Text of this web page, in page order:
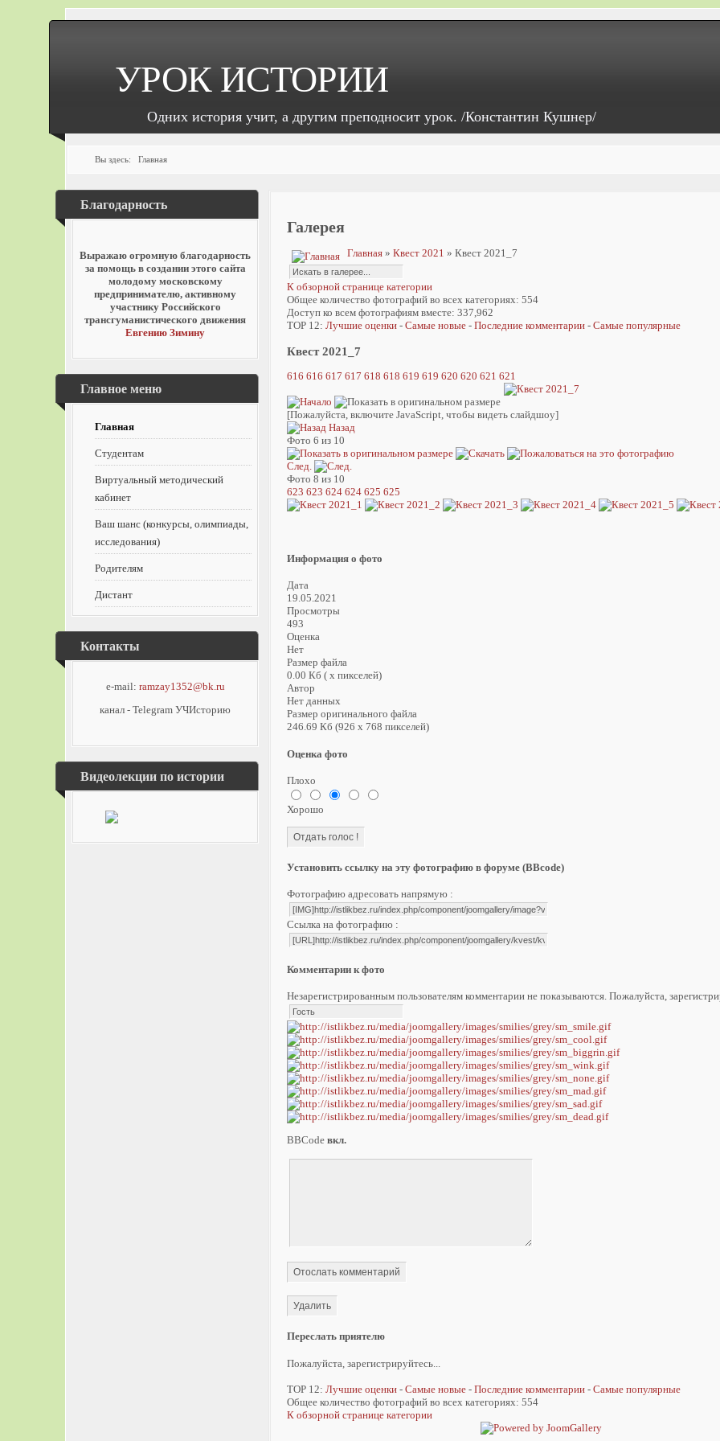
УРОК ИСТОРИИ
Одних история учит, а другим преподносит урок. /Константин Кушнер/
Вы здесь:Главная
Благодарность
Выражаю огромную благодарность
за помощь в создании этого сайта
молодому московскому
предпринимателю, активному
участнику Российского
трансгуманистического движения
Евгению Зимину
Главное меню
Главная
Студентам
Виртуальный методический
кабинет
Ваш шанс (конкурсы, олимпиады,
исследования)
Родителям
Дистант
Контакты
e-mail: ramzay1352@bk.ru
канал - Telegram УЧИсторию
Видеолекции по истории
Галерея
Главная »Квест 2021 » Квест 2021_7
К обзорной странице категории
Общее количество фотографий во всех категориях: 554
Доступ ко всем фотографиям вместе: 337,962
TOP 12:Лучшие оценки -Самые новые -Последние комментарии -Самые популярные
Квест 2021_7
616 616 617 617 618 618 619 619 620 620 621 621
[Пожалуйста, включите JavaScript, чтобы видеть слайдшоу]
Назад
Фото 6 из 10
След.
Фото 8 из 10
623 623 624 624 625 625
Информация о фото
Дата
19.05.2021
Просмотры
493
Оценка
Нет
Размер файла
0.00 Кб ( x пикселей)
Автор
Нет данных
Размер оригинального файла
246.69 Кб (926 x 768 пикселей)
Оценка фото
Плохо
Хорошо
Установить ссылку на эту фотографию в форуме (BBcode)
Фотографию адресовать напрямую :
Ссылка на фотографию :
Комментарии к фото
Незарегистрированным пользователям комментарии не показываются. Пожалуйста,
BBCodeвкл.
Переслать приятелю
Пожалуйста, зарегистрируйтесь...
TOP 12:Лучшие оценки -Самые новые -Последние комментарии -Самые популярные
Общее количество фотографий во всех категориях: 554
К обзорной странице категории